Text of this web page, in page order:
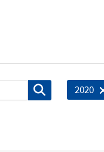
2020